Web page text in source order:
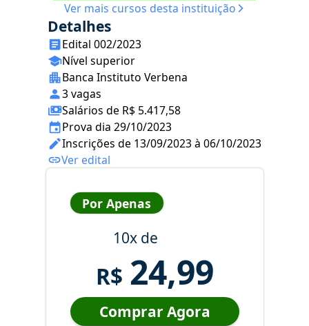
Ver mais cursos desta instituição
Detalhes
Edital 002/2023
Nível superior
Banca Instituto Verbena
3 vagas
Salários de R$ 5.417,58
Prova dia 29/10/2023
Inscrições de 13/09/2023 à 06/10/2023
Ver edital
Por Apenas
10x de
R$ 24,99
Comprar Agora